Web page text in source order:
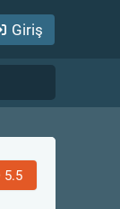
Giriş
5.5